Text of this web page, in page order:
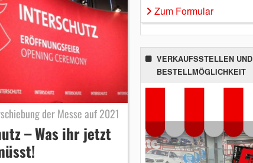
der Messe auf 2021
– Was ihr jetzt
Zum Formular
VERKAUFSSTELLEN UND
BESTELLMÖGLICHKEIT